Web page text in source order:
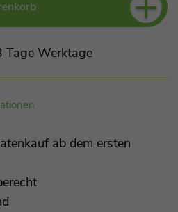
Tage Werktage
ab dem ersten